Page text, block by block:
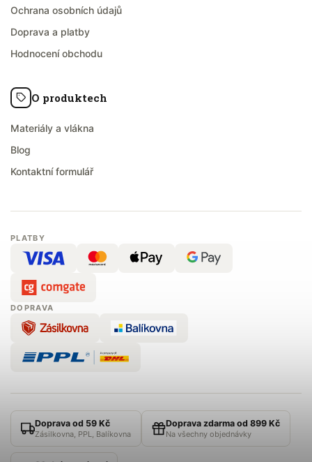
Ochrana osobních údajů
Doprava a platby
Hodnocení obchodu
O produktech
Materiály a vlákna
Blog
Kontaktní formulář
PLATBY
DOPRAVA
Doprava od 59 Kč
Zásilkovna, PPL, Balíkovna
Doprava zdarma od 899 Kč
Na všechny objednávky